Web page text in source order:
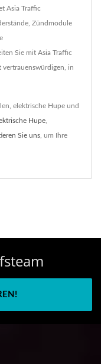
Asia Traffic
Zündmodule
Sie mit Asia Traffic
vertrauenswürdigen, in
elektrische Hupe und
Hupe
Sie uns , um Ihre